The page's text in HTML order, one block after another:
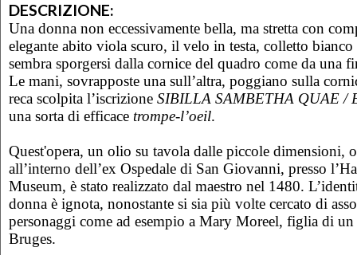
DESCRIZIONE:
Una donna non eccessivamente bella, ma stretta con
elegante abito viola scuro, il velo in testa, colletto bianco
sembra sporgersi dalla cornice del quadro come da una
Le mani, sovrapposte una sull’altra, poggiano sulla
reca scolpita l’iscrizione SIBILLA SAMBETHA QUAE /
una sorta di efficace trompe-l’oeil.
Quest'opera, un olio su tavola dalle piccole dimensioni,
all’interno dell’ex Ospedale di San Giovanni, presso
Museum, è stato realizzato dal maestro nel 1480.
donna è ignota, nonostante si sia più volte cercato di
personaggi come ad esempio a Mary Moreel, figlia di
Bruges.